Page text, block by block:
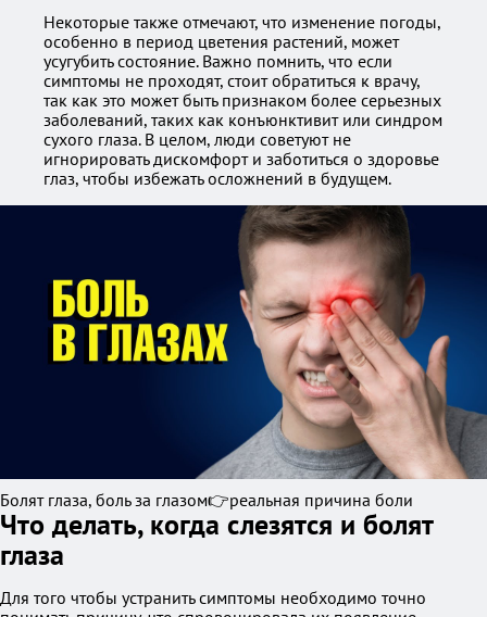
Некоторые также отмечают, что изменение погоды,
особенно в период цветения растений, может
усугубить состояние. Важно помнить, что если
симптомы не проходят, стоит обратиться к врачу,
так как это может быть признаком более серьезных
заболеваний, таких как конъюнктивит или синдром
сухого глаза. В целом, люди советуют не
игнорировать дискомфорт и заботиться о здоровье
глаз, чтобы избежать осложнений в будущем.
Болят глаза, боль за глазом👉реальная причина боли
Что делать, когда слезятся и болят
глаза
Для того чтобы устранить симптомы необходимо точно